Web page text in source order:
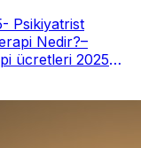
Nedir?–
ücretleri 2025